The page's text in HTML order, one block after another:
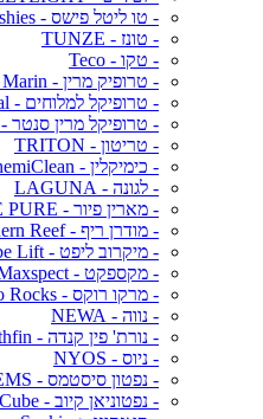
- טו ליטל פישס - Two Little Fishies
- טונז - TUNZE
- טקו - Teco
- טרופיק מרין - Tropic Marin
- טרופיקל למלוחים - Tropical
- טרופיקל מרין סנטר - TMC
- טריטון - TRITON
- כימיקלין - ChemiClean
- לגונה - LAGUNA
- מארין פיור - MARINE PURE
- מודרן ריף - Modern Reef
- מיקרוב ליפט - Microbe Lift
- מקספקט - Maxspect
- מרקו רוקס - Marco Rocks
- נווה - NEWA
- נורת' פין קנדה - Northfin
- ניוס - NYOS
- נפטון סיסטמס - NEPTUNE SYSTEMS
- נפטוניאן קיוב - Neptunian Cube